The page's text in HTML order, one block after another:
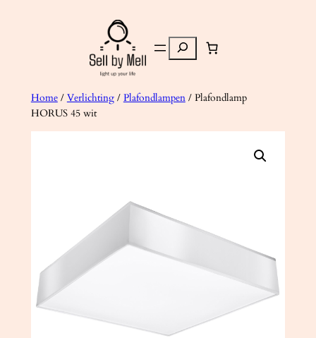
Zoeken
Home/ Verlichting/ Plafondlampen/ Plafondlamp
HORUS 45 wit